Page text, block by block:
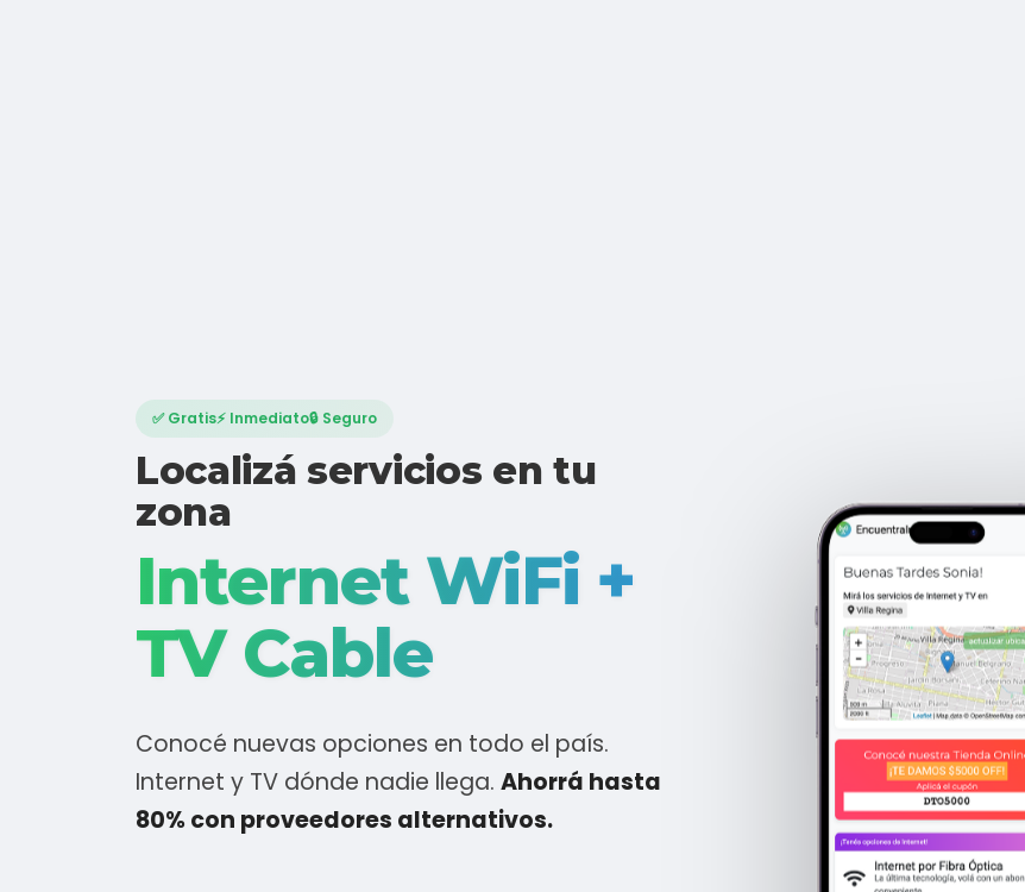
✅ Gratis⚡ Inmediato🔒 Seguro
Localizá servicios en tu
zona
Internet WiFi +
TV Cable
Conocé nuevas opciones en todo el país.
Internet y TV dónde nadie llega. Ahorrá hasta
80% con proveedores alternativos.